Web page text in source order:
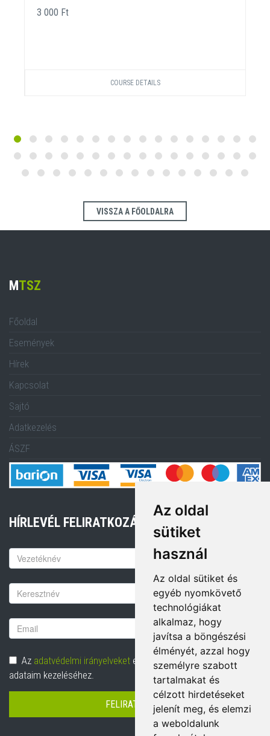
Az oldal
sütiket
használ
Az oldal sütiket és
egyéb nyomkövető
technológiákat
alkalmaz, hogy
javítsa a böngészési
élményét, azzal hogy
személyre szabott
tartalmakat és
célzott hirdetéseket
jelenít meg, és elemzi
a weboldalunk
3 000 Ft
COURSE DETAILS
VISSZA A FŐOLDALRA
M TSZ
Főoldal
Események
Hírek
Kapcsolat
Sajtó
Adatkezelés
ÁSZF
HÍRLEVÉL FELIRATKOZÁS
Keresztnév
Vezetéknév
Email
cím
Adatvédelem
Az adatvédelmi irányelveket elolvastam és hozzájárulok
adataim kezeléséhez.
FELIRATKOZÁS